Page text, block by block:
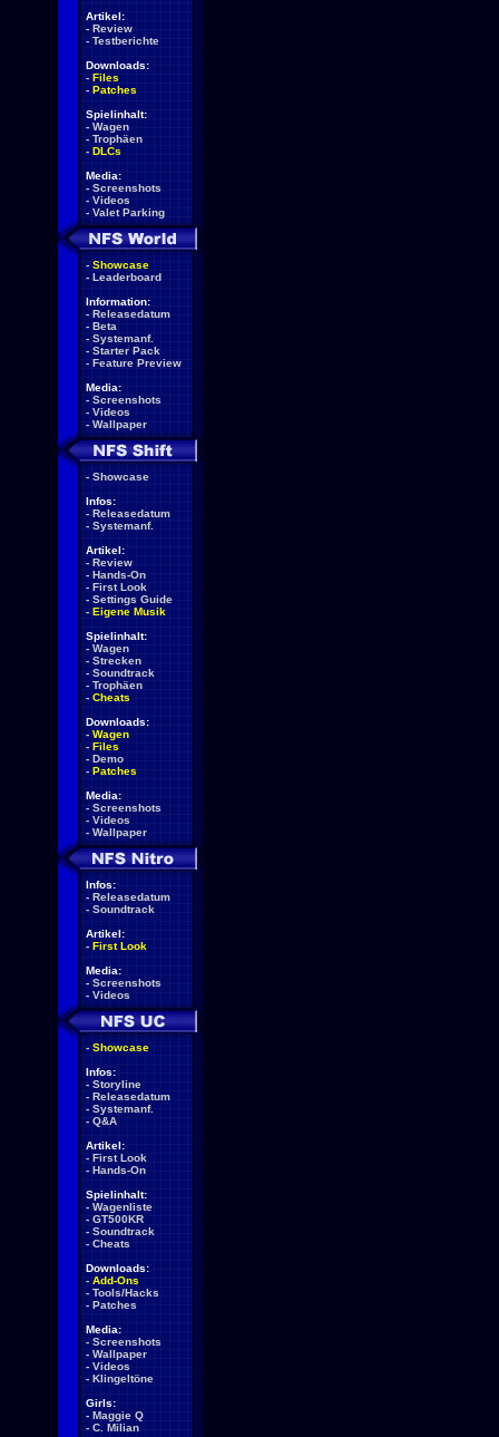
Artikel:
- Review
- Testberichte
Downloads:
- Files
- Patches
Spielinhalt:
- Wagen
- Trophäen
- DLCs
Media:
- Screenshots
- Videos
- Valet Parking
- Showcase
- Leaderboard
Information:
- Releasedatum
- Beta
- Systemanf.
- Starter Pack
- Feature Preview
Media:
- Screenshots
- Videos
- Wallpaper
- Showcase
Infos:
- Releasedatum
- Systemanf.
Artikel:
- Review
- Hands-On
- First Look
- Settings Guide
- Eigene Musik
Spielinhalt:
- Wagen
- Strecken
- Soundtrack
- Trophäen
- Cheats
Downloads:
- Wagen
- Files
- Demo
- Patches
Media:
- Screenshots
- Videos
- Wallpaper
Infos:
- Releasedatum
- Soundtrack
Artikel:
- First Look
Media:
- Screenshots
- Videos
- Showcase
Infos:
- Storyline
- Releasedatum
- Systemanf.
- Q&A
Artikel:
- First Look
- Hands-On
Spielinhalt:
- Wagenliste
- GT500KR
- Soundtrack
- Cheats
Downloads:
- Add-Ons
- Tools/Hacks
- Patches
Media:
- Screenshots
- Wallpaper
- Videos
- Klingeltöne
Girls:
- Maggie Q
- C. Milian